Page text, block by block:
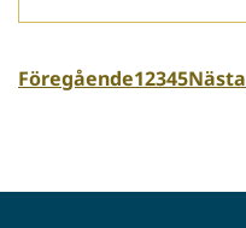
Föregående12345Nästa